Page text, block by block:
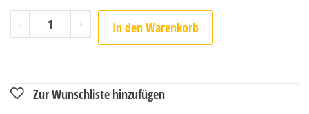
- + In den Warenkorb